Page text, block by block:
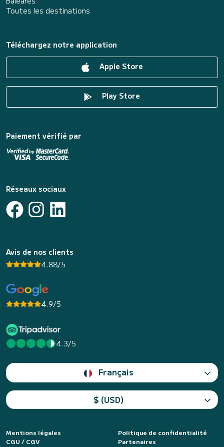
Toutes les destinations
Téléchargez notre application
Apple Store
Play Store
Paiement vérifié par
Réseaux sociaux
Avis de nos clients
4.88/5
4.9/5
4.3/5
Français
$ (USD)
Mentions légales
Politique de confidentialité
CGU / CGV
Partenaires